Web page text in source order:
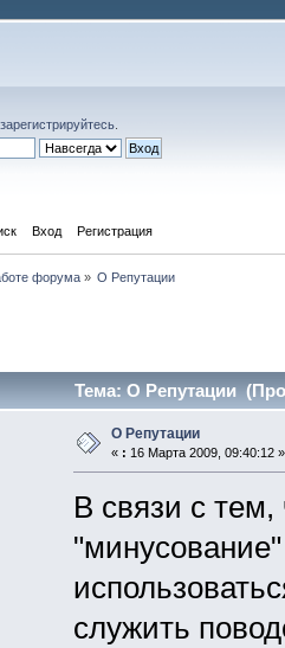
зарегистрируйтесь
Вход Регистрация
форума» О Репутации
Тема: О Репутации
О Репутации
« : 16 Марта 2009, 09:40:12 »
В связи с
служить